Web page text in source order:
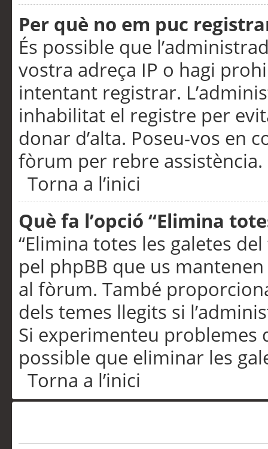
Per què no em puc
És possible que
vostra adreça IP o hagi
intentant registrar.
inhabilitat el registre per
donar d’alta. Poseu-vos en
fòrum per rebre assistència.
Torna a l’inici
Què fa l’opció “Elimina
“Elimina totes les galetes
pel phpBB que us
al fòrum. També
dels temes llegits si
Si experimenteu problemes
possible que eliminar les
Torna a l’inici